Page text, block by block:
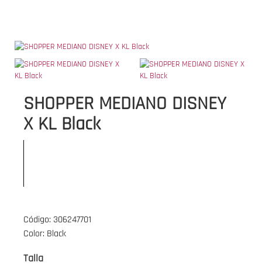
SHOPPER MEDIANO DISNEY
X KL Black
Código: 306247701
Color: Black
Talla